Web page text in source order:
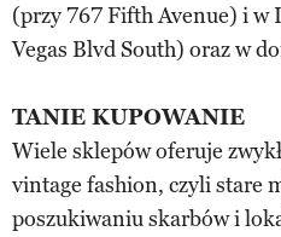
(przy 767 Fifth Avenue) i w
Vegas Blvd South) oraz w
TANIE KUPOWANIE
Wiele sklepów oferuje
vintage fashion, czyli stare
poszukiwaniu skarbów i